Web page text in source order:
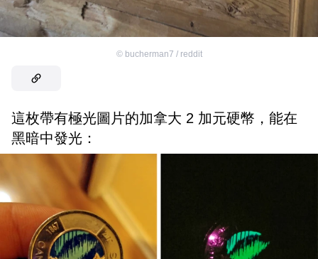
© bucherman7 / reddit
這枚帶有極光圖片的加拿大 2 加元硬幣，能在
黑暗中發光：